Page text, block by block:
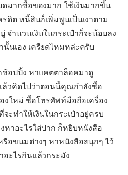
ดมากซื้อของมาก ใช้เงินมากขึ้น
ดิต หนี้สินก็เพิ่มพูนเป็นเงาตาม
จำนวนเงินในกระเป๋าก็จะน้อยลง
นเอง เครียดไหมหล่ะครับ
ช้อปปิ้ง หาแคตตาล็อคมาดู
ล้วคิดไปว่าตอนนี้คุณกำลังซื้อ
งใหม่ ซื้อโทรศัพท์มือถือเครื่อง
ะทำให้เงินในกระเป๋าอยู่ครบ
หาอะไรใส่ปาก ก็หยิบหนังสือ
รือขนมต่างๆ หาหนังสือสนุกๆ ไว้
ะไรกินแล้วกระมัง